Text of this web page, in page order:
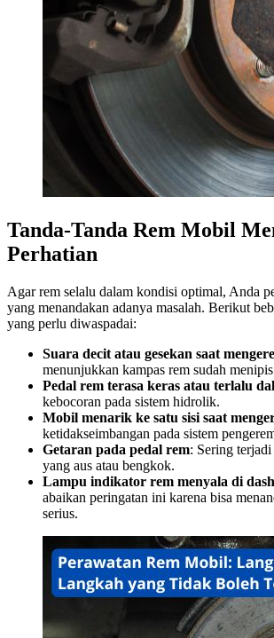
Tanda-Tanda Rem Mobil
Perhatian
Agar rem selalu dalam kondisi optimal, Anda
yang menandakan adanya masalah. Berikut
yang perlu diwaspadai:
Suara decit atau gesekan saat
menunjukkan kampas rem sudah
Pedal rem terasa keras atau terlalu
kebocoran pada sistem hidrolik.
Mobil menarik ke satu sisi saat
ketidakseimbangan pada sistem
Getaran pada pedal rem: Sering
yang aus atau bengkok.
Lampu indikator rem menyala di
abaikan peringatan ini karena bisa
serius.